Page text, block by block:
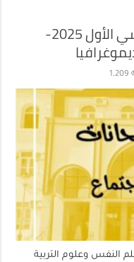
تذكير برزنامة امتحانات السداسي الأول 2025-
1,209
وعلوم التربية